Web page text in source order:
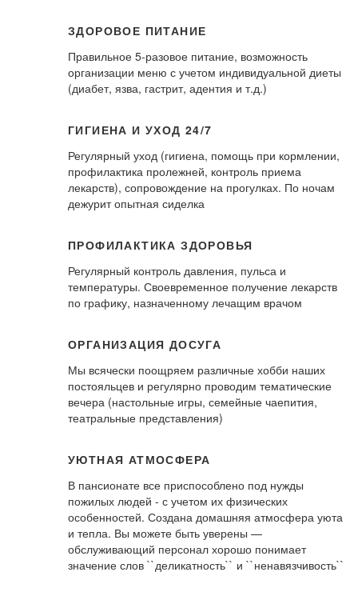
ЗДОРОВОЕ ПИТАНИЕ
Правильное 5-разовое питание, возможность
организации меню с учетом индивидуальной диеты
(диабет, язва, гастрит, адентия и т.д.)
ГИГИЕНА И УХОД 24/7
Регулярный уход (гигиена, помощь при кормлении,
профилактика пролежней, контроль приема
лекарств), сопровождение на прогулках. По ночам
дежурит опытная сиделка
ПРОФИЛАКТИКА ЗДОРОВЬЯ
Регулярный контроль давления, пульса и
температуры. Своевременное получение лекарств
по графику, назначенному лечащим врачом
ОРГАНИЗАЦИЯ ДОСУГА
Мы всячески поощряем различные хобби наших
постояльцев и регулярно проводим тематические
вечера (настольные игры, семейные чаепития,
театральные представления)
УЮТНАЯ АТМОСФЕРА
В пансионате все приспособлено под нужды
пожилых людей - с учетом их физических
особенностей. Создана домашняя атмосфера уюта
и тепла. Вы можете быть уверены —
обслуживающий персонал хорошо понимает
значение слов ``деликатность`` и ``ненавязчивость``